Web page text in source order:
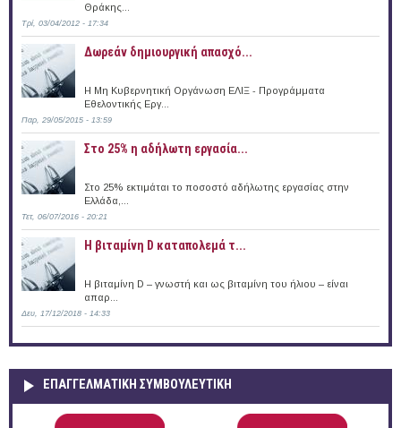
Θράκης...
Τρί, 03/04/2012 - 17:34
Δωρεάν δημιουργική απασχό...
Η Μη Κυβερνητική Οργάνωση ΕΛΙΞ - Προγράμματα
Εθελοντικής Εργ...
Παρ, 29/05/2015 - 13:59
Στο 25% η αδήλωτη εργασία...
Στο 25% εκτιμάται το ποσοστό αδήλωτης εργασίας στην
Ελλάδα,...
Τετ, 06/07/2016 - 20:21
Η βιταμίνη D καταπολεμά τ...
Η βιταμίνη D – γνωστή και ως βιταμίνη του ήλιου – είναι
απαρ...
Δευ, 17/12/2018 - 14:33
ΕΠΑΓΓΕΛΜΑΤΙΚΉ ΣΥΜΒΟΥΛΕΥΤΙΚΉ